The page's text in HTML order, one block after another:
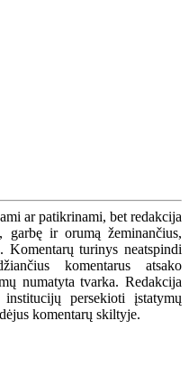
ar patikrinami, bet redakcija
garbę ir orumą žeminančius,
Komentarų turinys neatspindi
komentarus atsako
numatyta tvarka. Redakcija
persekioti įstatymų
komentarų skiltyje.